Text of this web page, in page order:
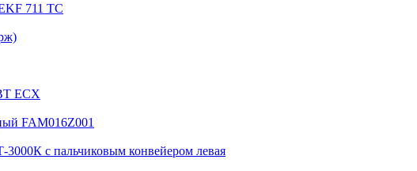
711 TC
ECX
FAM016Z001
с пальчиковым конвейером левая